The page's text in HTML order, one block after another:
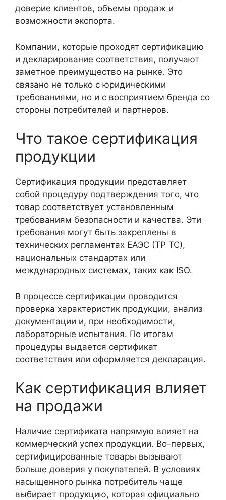
доверие клиентов, объемы продаж и
возможности экспорта.
Компании, которые проходят сертификацию
и декларирование соответствия, получают
заметное преимущество на рынке. Это
связано не только с юридическими
требованиями, но и с восприятием бренда со
стороны потребителей и партнеров.
Что такое сертификация
продукции
Сертификация продукции представляет
собой процедуру подтверждения того, что
товар соответствует установленным
требованиям безопасности и качества. Эти
требования могут быть закреплены в
технических регламентах ЕАЭС (ТР ТС),
национальных стандартах или
международных системах, таких как ISO.
В процессе сертификации проводится
проверка характеристик продукции, анализ
документации и, при необходимости,
лабораторные испытания. По итогам
процедуры выдается сертификат
соответствия или оформляется декларация.
Как сертификация влияет
на продажи
Наличие сертификата напрямую влияет на
коммерческий успех продукции. Во-первых,
сертифицированные товары вызывают
больше доверия у покупателей. В условиях
насыщенного рынка потребитель чаще
выбирает продукцию, которая официально